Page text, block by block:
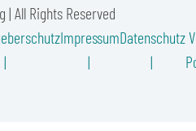
All Rights Reserved
ImpressumDatenschutz